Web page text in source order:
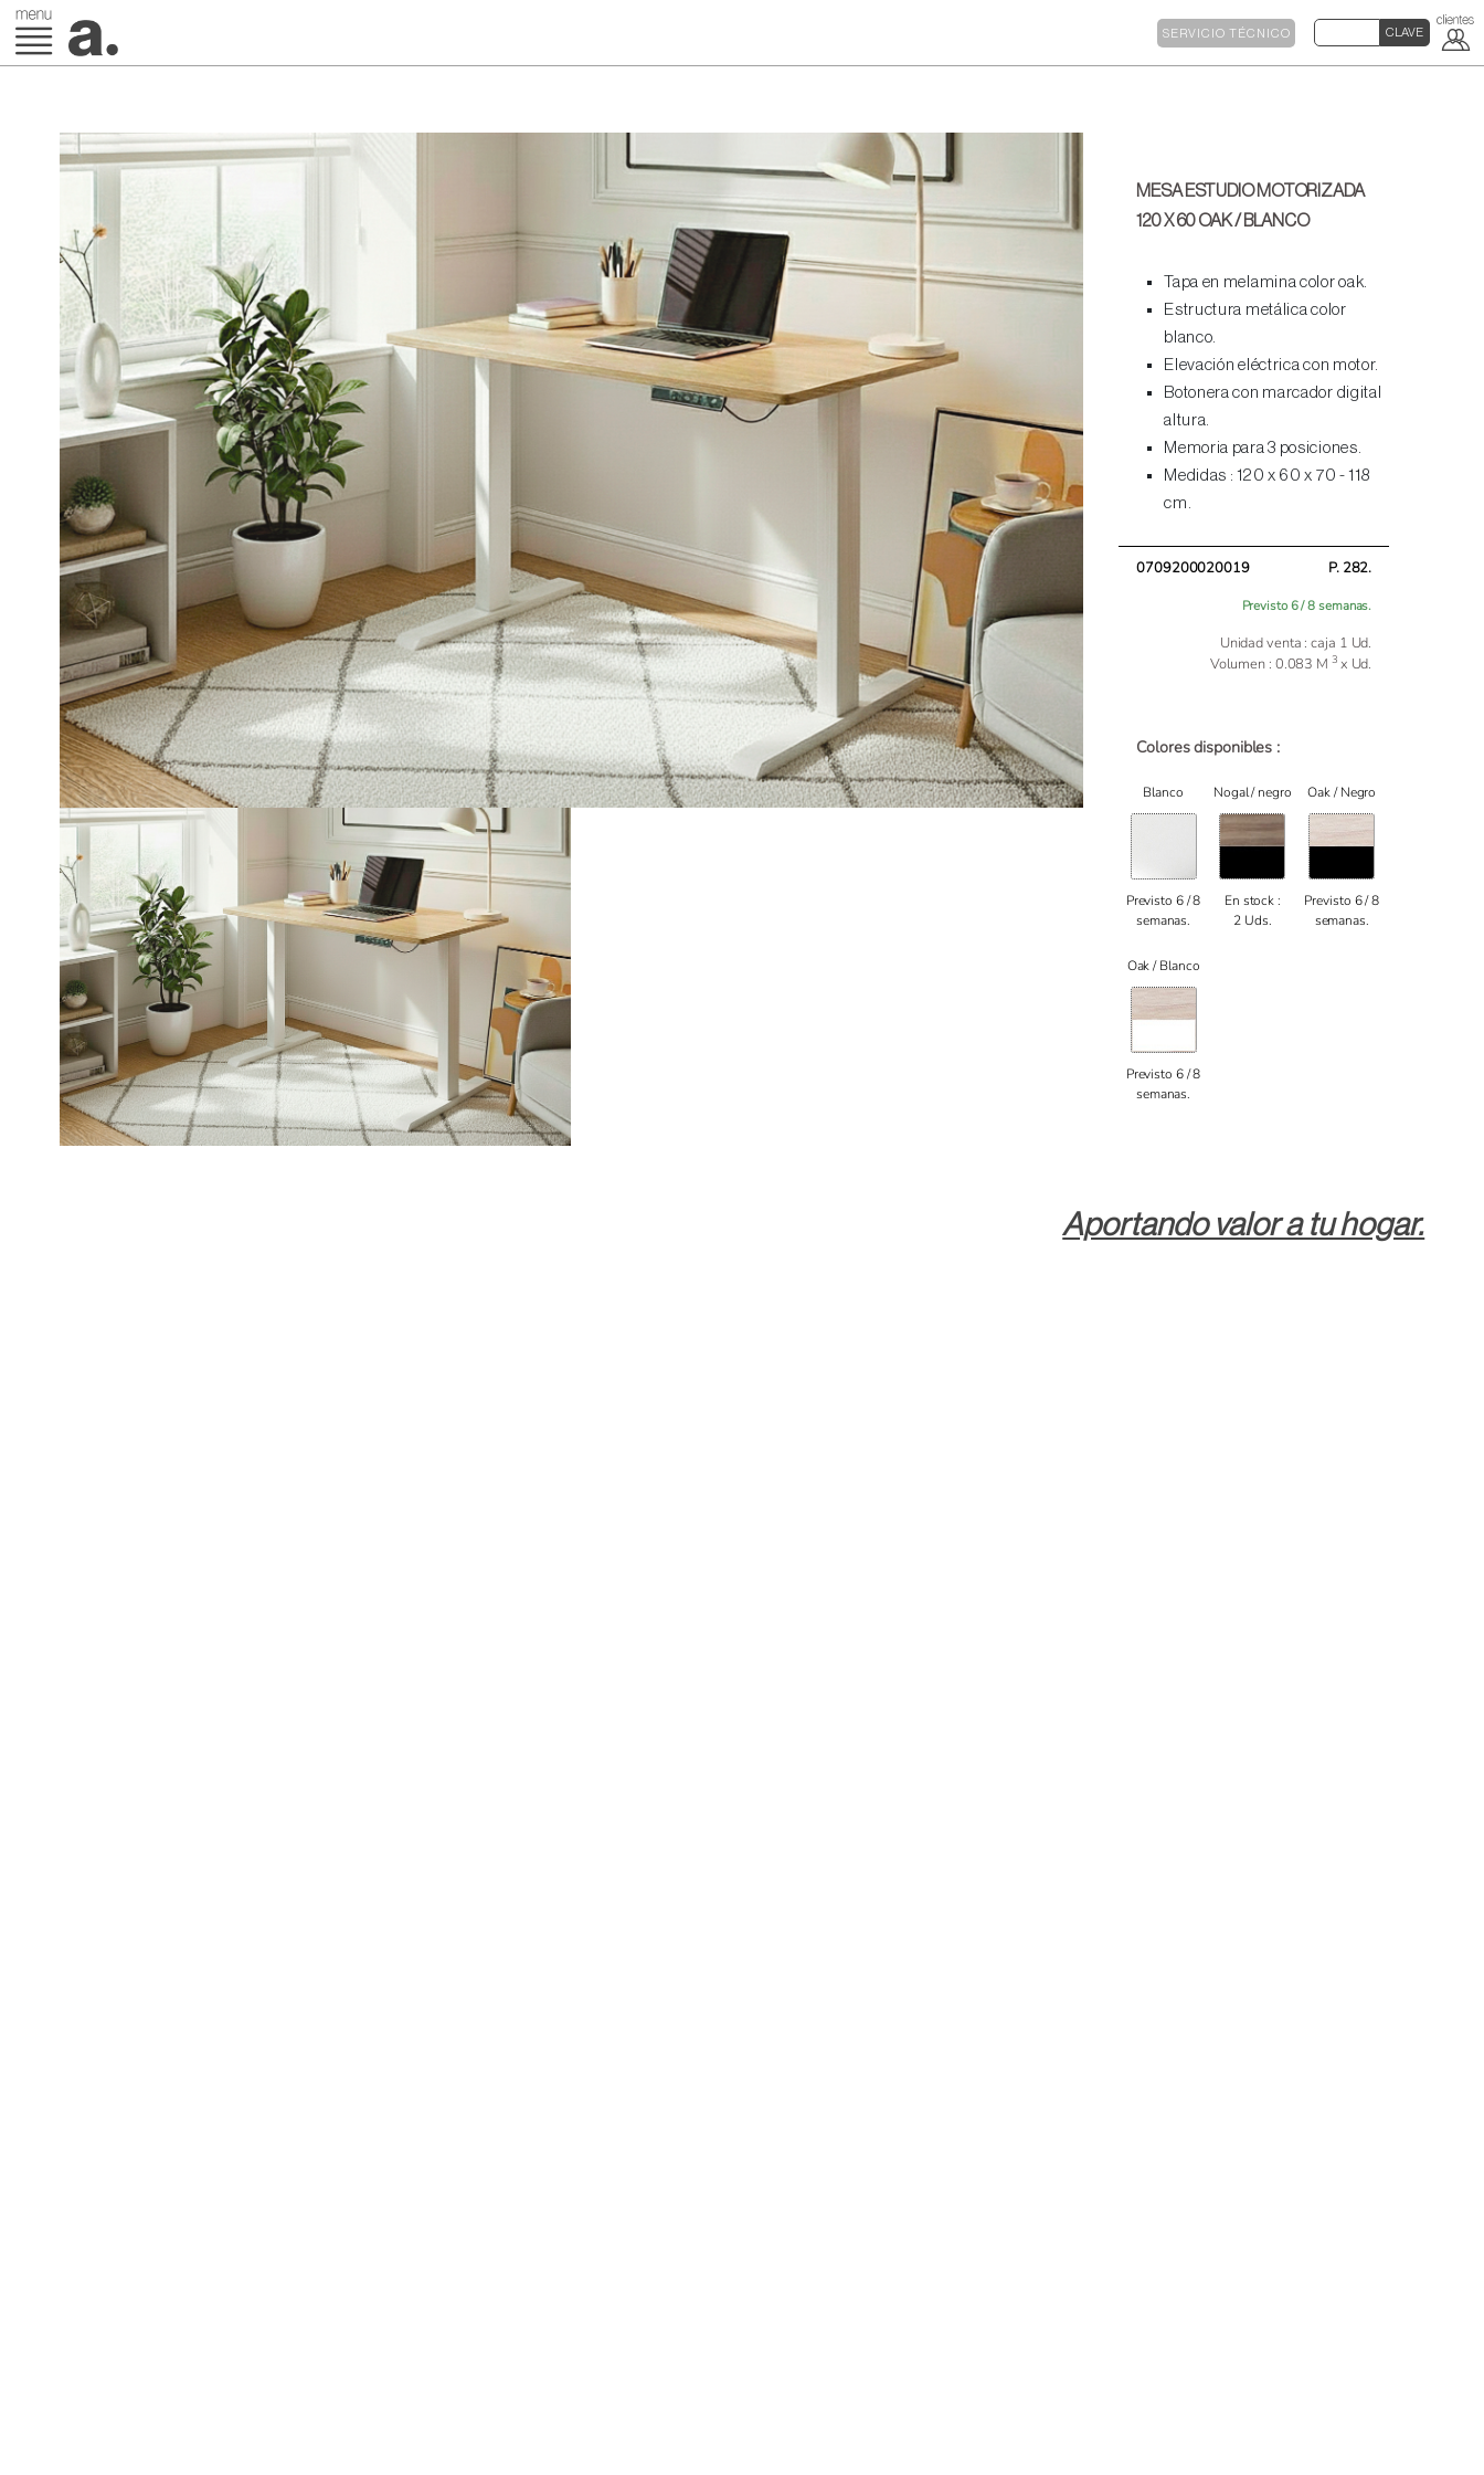
SERVICIO TÉCNICO
MESA ESTUDIO MOTORIZADA
120 X 60 OAK / BLANCO
Tapa en melamina color oak.
Estructura metálica color
blanco.
Elevación eléctrica con motor.
Botonera con marcador digital
altura.
Memoria para 3 posiciones.
Medidas : 120 x 60 x 70 - 118
cm.
0709200020019 P. 282.
Previsto 6 / 8 semanas.
Unidad venta : caja 1 Ud.
Volumen : 0.083 M 3 x Ud.
Colores disponibles :
Blanco
Previsto 6 / 8
semanas.
Nogal / negro
En stock :
2 Uds.
Oak / Negro
Previsto 6 / 8
semanas.
Oak / Blanco
Previsto 6 / 8
semanas.
Aportando valor a tu hogar.